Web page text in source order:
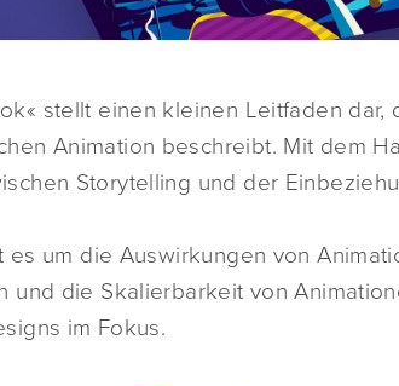
stellt einen kleinen Leitfaden
Animation beschreibt. Mit dem
Storytelling und der
um die Auswirkungen von
und die Skalierbarkeit von
im Fokus.